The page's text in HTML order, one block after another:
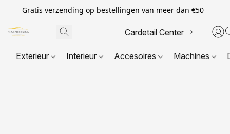
Gratis verzending op bestellingen van meer dan €50
Cardetail Center
Exterieur Interieur Accesoires Machines